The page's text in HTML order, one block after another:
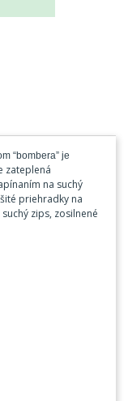
“bombera” je
zateplená
na suchý
priehradky na
zips, zosilnené